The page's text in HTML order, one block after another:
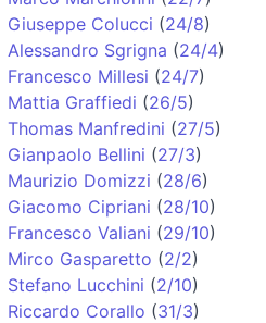
Giuseppe Colucci (24/8)
Alessandro Sgrigna (24/4)
Francesco Millesi (24/7)
Mattia Graffiedi (26/5)
Thomas Manfredini (27/5)
Gianpaolo Bellini (27/3)
Maurizio Domizzi (28/6)
Giacomo Cipriani (28/10)
Francesco Valiani (29/10)
Mirco Gasparetto (2/2)
Stefano Lucchini (2/10)
Riccardo Corallo (31/3)